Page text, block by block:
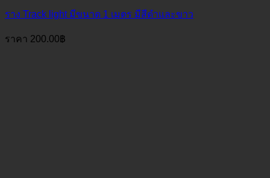
ราง Track light มีขนาด 1 เมตร มีสีดำและขาว
ราคา 200.00฿